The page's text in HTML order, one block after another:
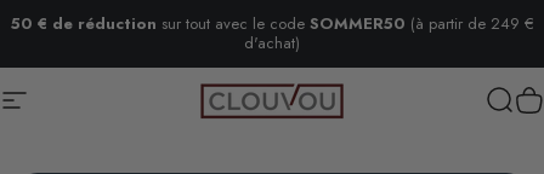
Passer au contenu
50 € de réduction sur tout avec le code SOMMER50 (à partir de 249 €
d'achat)
Navigation Clouvou